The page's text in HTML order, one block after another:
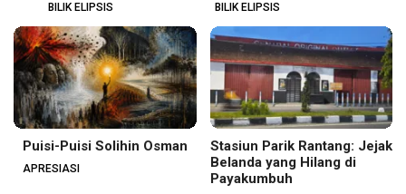
BILIK ELIPSIS BILIK ELIPSIS
Puisi-Puisi Solihin Osman
APRESIASI
Stasiun Parik Rantang: Jejak
Belanda yang Hilang di
Payakumbuh